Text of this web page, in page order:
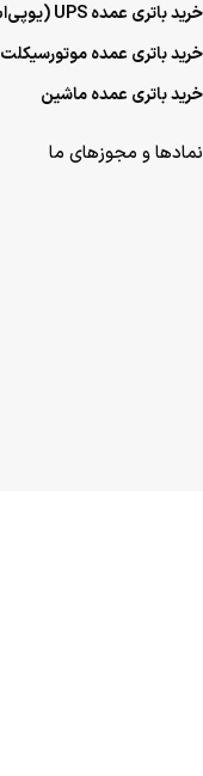
خرید باتری عمده UPS (یو‌پی‌اس)
خرید باتری عمده موتورسیکلت
خرید باتری عمده ماشین
نمادها و مجوزهای ما